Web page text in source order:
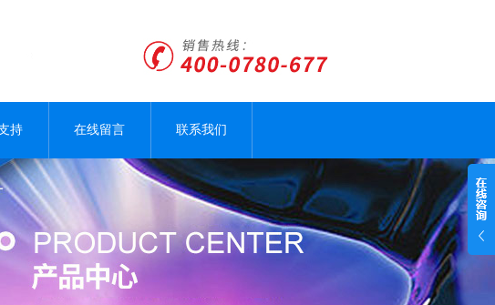
持 在线留言 联系我们